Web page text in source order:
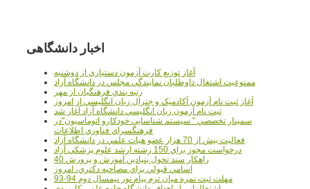
اخبار دانشگاهی
آغاز توزيع کارت آزمون دستياري از دوشنبه
ممنوعيت اشتغال داوطلبان نمايندگي مجلس در دانشگاه آزاد
رتبه بندي فرهنگيان از مهر
آغاز ثبت نام آزمون آکادميک و جنرال زبان انگليسي از امروز
ثبت نام آزمون زبان انگليسي دانشگاه آزاد آغاز شد
سمينار تخصصي " سيستم شناسايي خودکارو اتوماسيون"در
فرهنگسراي فناوري اطلاعات
فعاليت بيش از 70 هزار عضو هيات علمي در دانشگاه آزاد
درخواست مجوز براي 150 رشته ارشد علوم پزشکي آزاد
40 راهکار سند تحول بنيادين آموزش و پرورش
اسامي قبولي براي مصاحبه دکتري، امروز
مهلت ثبت نمره میان ترم پیام نور نیمسال دوم 94-93